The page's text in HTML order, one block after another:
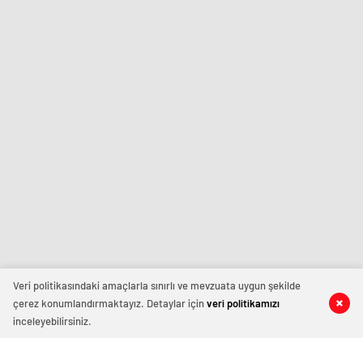
Veri politikasındaki amaçlarla sınırlı ve mevzuata uygun şekilde
çerez konumlandırmaktayız. Detaylar içinveri politikamızı
inceleyebilirsiniz.